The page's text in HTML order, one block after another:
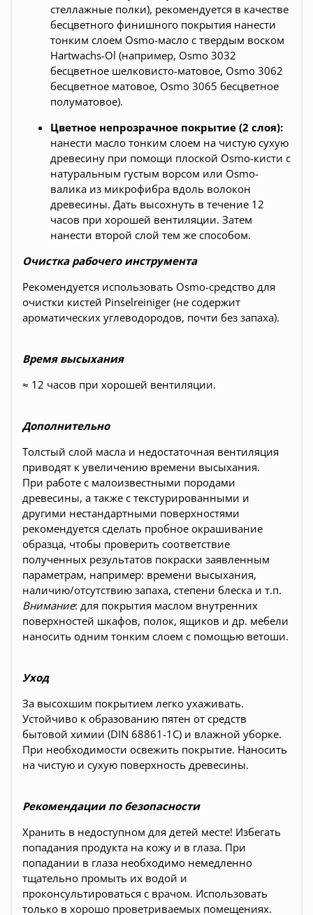
стеллажные полки), рекомендуется в качестве
бесцветного финишного покрытия нанести
тонким слоем Osmo-масло с твердым воском
Hartwachs-Ol (например, Osmo 3032
бесцветное шелковисто-матовое, Osmo 3062
бесцветное матовое, Osmo 3065 бесцветное
полуматовое).
Цветное непрозрачное покрытие (2 слоя):
нанести масло тонким слоем на чистую сухую
древесину при помощи плоской Osmo-кисти с
натуральным густым ворсом или Osmo-
валика из микрофибра вдоль волокон
древесины. Дать высохнуть в течение 12
часов при хорошей вентиляции. Затем
нанести второй слой тем же способом.
Очистка рабочего инструмента
Рекомендуется использовать Osmo-средство для
очистки кистей Pinselreiniger (не содержит
ароматических углеводородов, почти без запаха).
Время высыхания
≈ 12 часов при хорошей вентиляции.
Дополнительно
Толстый слой масла и недостаточная вентиляция
приводят к увеличению времени высыхания.
При работе с малоизвестными породами
древесины, а также с текстурированными и
другими нестандартными поверхностями
рекомендуется сделать пробное окрашивание
образца, чтобы проверить соответствие
полученных результатов покраски заявленным
параметрам, например: времени высыхания,
наличию/отсутствию запаха, степени блеска и т.п.
Внимание: для покрытия маслом внутренних
поверхностей шкафов, полок, ящиков и др. мебели
наносить одним тонким слоем с помощью ветоши.
Уход
За высохшим покрытием легко ухаживать.
Устойчиво к образованию пятен от средств
бытовой химии (DIN 68861-1C) и влажной уборке.
При необходимости освежить покрытие. Наносить
на чистую и сухую поверхность древесины.
Рекомендации по безопасности
Хранить в недоступном для детей месте! Избегать
попадания продукта на кожу и в глаза. При
попадании в глаза необходимо немедленно
тщательно промыть их водой и
проконсультироваться с врачом. Использовать
только в хорошо проветриваемых помещениях.